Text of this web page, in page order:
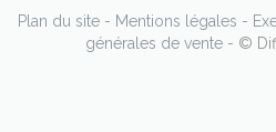
Plan du site - Mentions légales -
générales de vente- ©